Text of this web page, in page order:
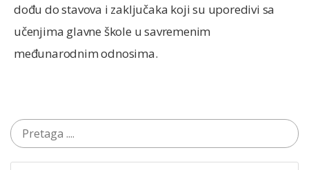
dođu do stavova i zaključaka koji su uporedivi sa
učenjima glavne škole u savremenim
međunarodnim odnosima.